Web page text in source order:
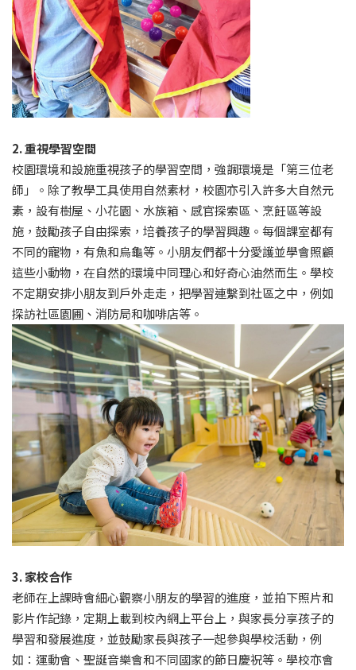
2. 重視學習空間
校園環境和設施重視孩子的學習空間，強調環境是「第三位老
師」。除了教學工具使用自然素材，校園亦引入許多大自然元
素，設有樹屋、小花園、水族箱、感官探索區、烹飪區等設
施，鼓勵孩子自由探索，培養孩子的學習興趣。每個課室都有
不同的寵物，有魚和烏龜等。小朋友們都十分愛護並學會照顧
這些小動物，在自然的環境中同理心和好奇心油然而生。學校
不定期安排小朋友到戶外走走，把學習連繫到社區之中，例如
探訪社區園圃、消防局和咖啡店等。
3. 家校合作
老師在上課時會細心觀察小朋友的學習的進度，並拍下照片和
影片作記錄，定期上載到校內網上平台上，與家長分享孩子的
學習和發展進度，並鼓勵家長與孩子一起參與學校活動，例
如：運動會、聖誕音樂會和不同國家的節日慶祝等。學校亦會